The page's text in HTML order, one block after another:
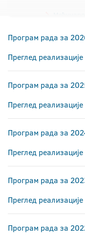
Уговори
Размјена
Програм рада за
Преглед
Програм рада за
Преглед
Програм рада за
Преглед
Програм рада за
Преглед
Програм рада за